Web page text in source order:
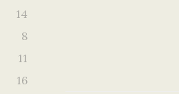
14
8
11
16